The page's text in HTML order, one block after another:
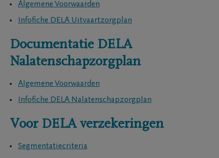
Algemene Voorwaarden
Infofiche DELA Uitvaartzorgplan
Documentatie DELA
Nalatenschapzorgplan
Algemene Voorwaarden
Infofiche DELA Nalatenschapzorgplan
Voor DELA verzekeringen
Segmentatiecriteria